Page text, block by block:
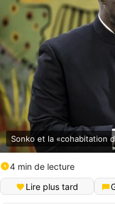
Sonko et la «cohabitation
4 min de lecture
Lire plus tard